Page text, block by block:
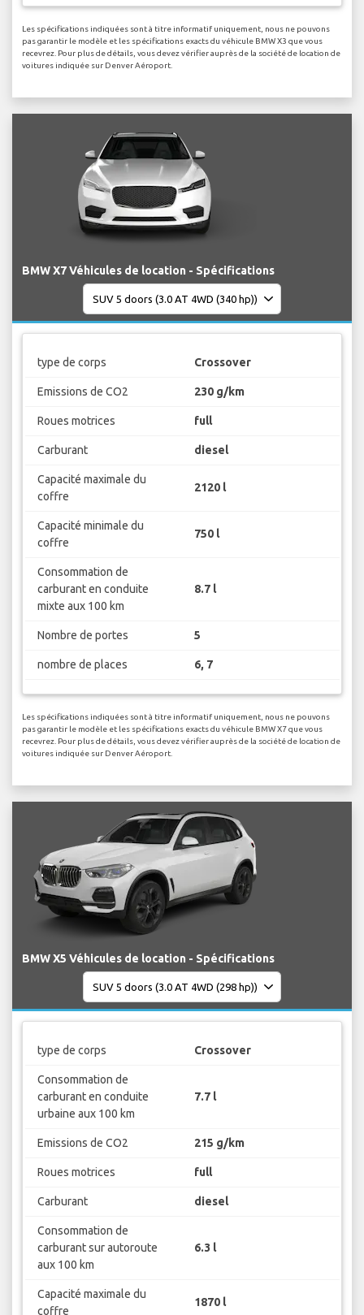
Les spécifications indiquées sont à titre informatif uniquement, nous ne pouvons
pas garantir le modèle et les spécifications exacts du véhicule BMW X3 que vous
recevrez. Pour plus de détails, vous devez vérifier auprès de la société de location de
voitures indiquée sur Denver Aéroport.
BMW X7 Véhicules de location - Spécifications
type de corps Crossover
Emissions de CO2 230 g/km
Roues motrices full
Carburant diesel
Capacité maximale du
coffre
2120 l
Capacité minimale du
coffre
750 l
Consommation de
carburant en conduite
mixte aux 100 km
8.7 l
Nombre de portes 5
nombre de places 6, 7
Les spécifications indiquées sont à titre informatif uniquement, nous ne pouvons
pas garantir le modèle et les spécifications exacts du véhicule BMW X7 que vous
recevrez. Pour plus de détails, vous devez vérifier auprès de la société de location de
voitures indiquée sur Denver Aéroport.
BMW X5 Véhicules de location - Spécifications
type de corps Crossover
Consommation de
carburant en conduite
urbaine aux 100 km
7.7 l
Emissions de CO2 215 g/km
Roues motrices full
Carburant diesel
Consommation de
carburant sur autoroute
aux 100 km
6.3 l
Capacité maximale du
coffre
1870 l